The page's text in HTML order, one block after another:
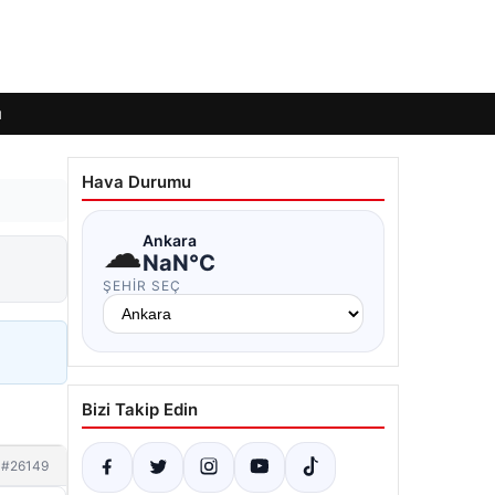
#26149
Hava Durumu
☁Ankara
NaN°C
ŞEHIR SEÇ
Bizi Takip Edin